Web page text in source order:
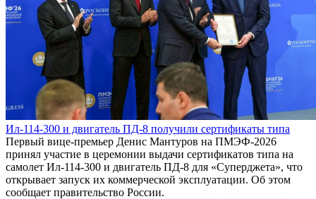
Ил-114-300 и двигатель ПД-8 получили сертификаты типа
Первый вице-премьер Денис Мантуров на ПМЭФ-2026
принял участие в церемонии выдачи сертификатов типа на
самолет Ил-114-300 и двигатель ПД-8 для «Суперджета», что
открывает запуск их коммерческой эксплуатации. Об этом
сообщает правительство России.